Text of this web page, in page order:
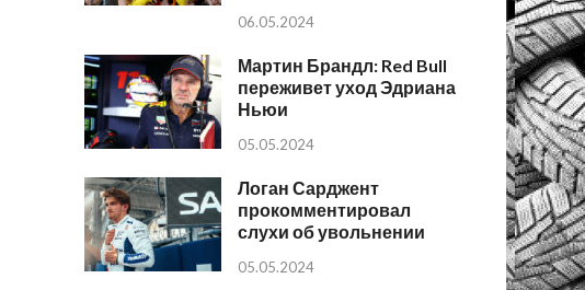
06.05.2024
Мартин Брандл: Red Bull
переживет уход Эдриана
Ньюи
05.05.2024
Логан Сарджент
прокомментировал
слухи об увольнении
05.05.2024